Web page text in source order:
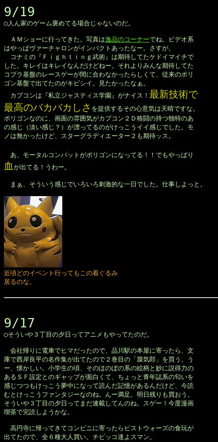
9/19
◯人ん家のゲーム褒めてる場合じゃないのだ。
ＡＭショーに行ってきた。写真は逸品のコーナーでね。ビデオ系
はやっぱヴァーチャロンがインパクトあったなー。さすが。
コナミの『Ｆｉｇｈｔｉｎｇ武術』は期待してたケドイマイチで
した。キレイはキレイなんだけどねー。それよりみんな期待してた
コブラ基盤のレースゲーが間に合わなかったらしくて、従来のポリ
ゴン基盤で出てたのがキビシイ。見たかったなぁ。
カプコンは『私立ジャスティス学園』がナイス！ 最新技術で
最高のバカバカしさ を提供するその心意気は天晴ですな。
ポリゴンなのに、画面の雰囲気がカプコン２Ｄ格闘の持つ独特のあ
の感じ（淡い感じ？）が漂ってるのがけっこうイイ感じでした。モ
ノは無かったけど、スターグラディエーター２も期待ッス。
あ、モータルコンバットがポリゴンになってる！！でもやっぱり
血 が出てる！うわー。
まぁ、そういう感じでいろいろ刺激的な一日でした。仕事しよっと。
近頃どのイベント行ってもこの着ぐるみ
居るのな。
9/17
◯そういや３丁目の夕日ってアニメもやってたのだ。
会社帰りに電車でヒマだったので、品川駅の本屋に寄ったら、文
庫で西岸良平の名作集が出てたので２巻目の「蜃気郎」を買う。う
ー、懐かしい。小学生の頃、そのほのぼの系の絵柄と妙に説得力の
あるＳＦ設定とのギャップが面白くて、ちょっと青年誌系の匂いを
感じつつもけっこう夢中になって読んだ記憶があるんだけど、今読
むとけっこうファンタジーなのね。んー満足。明日残りも買おう。
そういや３丁目の夕日ってまだ連載してんのね。スゲー！今度漫画
喫茶で完読しようかな。
高円寺に帰ってきてコンビニに寄ったらビストウォーズの食玩が
出てたので、全６種大人買い。チビッコ達よスマン。